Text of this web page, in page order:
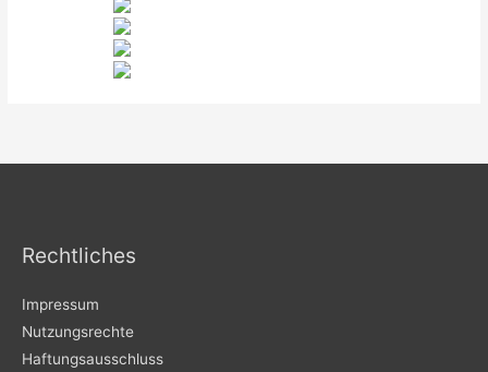
Rechtliches
Impressum
Nutzungsrechte
Haftungsausschluss